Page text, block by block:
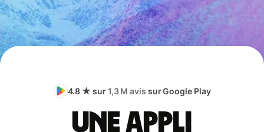
4.8 ★ sur1,3 M avis sur Google Play
Une appli